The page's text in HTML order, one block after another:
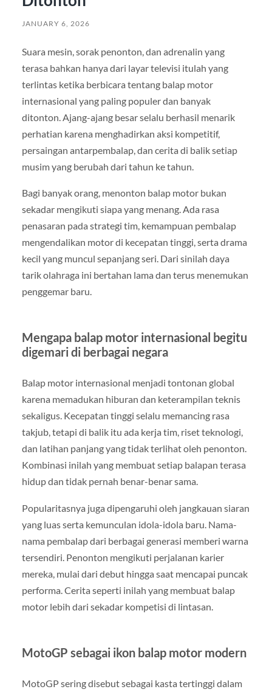
JANUARY 6, 2026
Suara mesin, sorak penonton, dan adrenalin yang
terasa bahkan hanya dari layar televisi itulah yang
terlintas ketika berbicara tentang balap motor
internasional yang paling populer dan banyak
ditonton. Ajang-ajang besar selalu berhasil menarik
perhatian karena menghadirkan aksi kompetitif,
persaingan antarpembalap, dan cerita di balik setiap
musim yang berubah dari tahun ke tahun.
Bagi banyak orang, menonton balap motor bukan
sekadar mengikuti siapa yang menang. Ada rasa
penasaran pada strategi tim, kemampuan pembalap
mengendalikan motor di kecepatan tinggi, serta drama
kecil yang muncul sepanjang seri. Dari sinilah daya
tarik olahraga ini bertahan lama dan terus menemukan
penggemar baru.
Mengapa balap motor internasional begitu
digemari di berbagai negara
Balap motor internasional menjadi tontonan global
karena memadukan hiburan dan keterampilan teknis
sekaligus. Kecepatan tinggi selalu memancing rasa
takjub, tetapi di balik itu ada kerja tim, riset teknologi,
dan latihan panjang yang tidak terlihat oleh penonton.
Kombinasi inilah yang membuat setiap balapan terasa
hidup dan tidak pernah benar-benar sama.
Popularitasnya juga dipengaruhi oleh jangkauan siaran
yang luas serta kemunculan idola-idola baru. Nama-
nama pembalap dari berbagai generasi memberi warna
tersendiri. Penonton mengikuti perjalanan karier
mereka, mulai dari debut hingga saat mencapai puncak
performa. Cerita seperti inilah yang membuat balap
motor lebih dari sekadar kompetisi di lintasan.
MotoGP sebagai ikon balap motor modern
MotoGP sering disebut sebagai kasta tertinggi dalam